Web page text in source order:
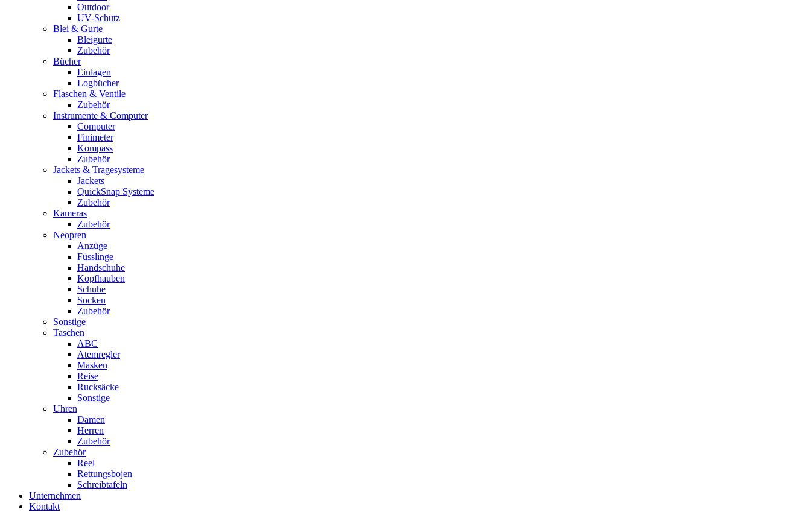
Outdoor
UV-Schutz
Blei & Gurte
Bleigurte
Zubehör
Bücher
Einlagen
Logbücher
Flaschen & Ventile
Zubehör
Instrumente & Computer
Computer
Finimeter
Kompass
Zubehör
Jackets & Tragesysteme
Jackets
QuickSnap Systeme
Zubehör
Kameras
Zubehör
Neopren
Anzüge
Füsslinge
Handschuhe
Kopfhauben
Schuhe
Socken
Zubehör
Sonstige
Taschen
ABC
Atemregler
Masken
Reise
Rucksäcke
Sonstige
Uhren
Damen
Herren
Zubehör
Zubehör
Reel
Rettungsbojen
Schreibtafeln
Unternehmen
Kontakt